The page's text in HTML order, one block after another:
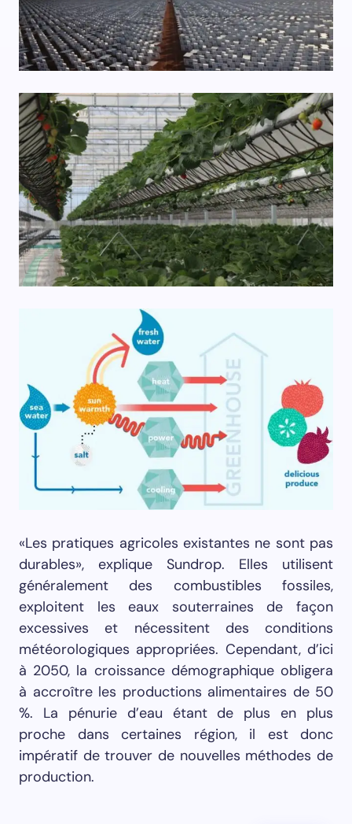
«Les pratiques agricoles existantes ne sont pas
durables», explique Sundrop. Elles utilisent
généralement des combustibles fossiles,
exploitent les eaux souterraines de façon
excessives et nécessitent des conditions
météorologiques appropriées. Cependant, d’ici
à 2050, la croissance démographique obligera
à accroître les productions alimentaires de 50
%. La pénurie d’eau étant de plus en plus
proche dans certaines région, il est donc
impératif de trouver de nouvelles méthodes de
production.